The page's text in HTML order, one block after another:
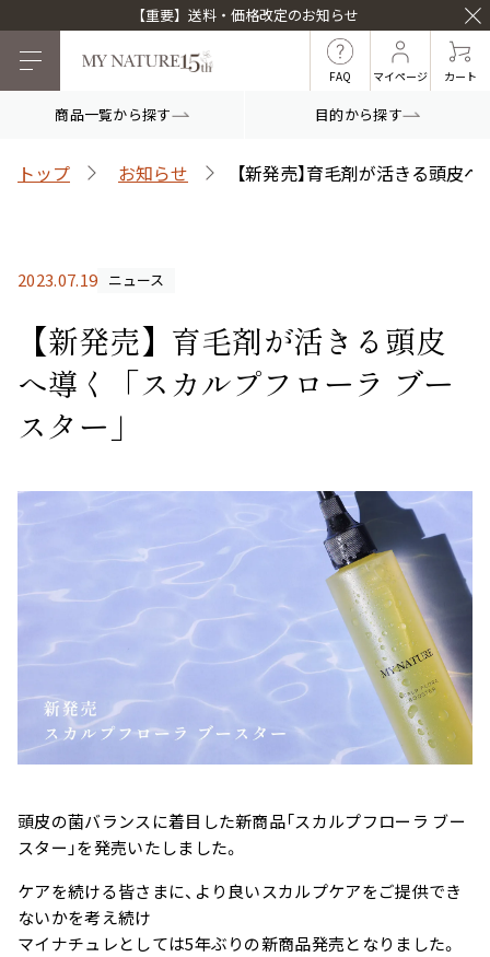
【重要】送料・価格改定のお知らせ
FAQ マイページ カート
商品一覧から探す
ー
スター
スカルプリッチナイト
セラム
ヘアトリートメント
ミルキーシフト ヘアオ
オールインワンカラー
目的から探す
白髪ケア
トップ お知らせ 【新発売】育毛剤が活きる頭皮
2023.07.19 ニュース
【新発売】育毛剤が活きる頭皮
へ導く「スカルプフローラ ブー
スター」
頭皮の菌バランスに着目した新商品「スカルプフローラ ブー
スター」を発売いたしました。
ケアを続ける皆さまに、より良いスカルプケアをご提供でき
ないかを考え続け
マイナチュレとしては5年ぶりの新商品発売となりました。